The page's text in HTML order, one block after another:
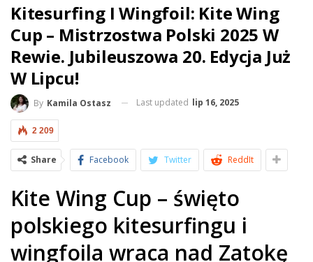
Kitesurfing I Wingfoil: Kite Wing
Cup – Mistrzostwa Polski 2025 W
Rewie. Jubileuszowa 20. Edycja Już
W Lipcu!
By Kamila Ostasz Last updated lip 16, 2025
2 209
Share Facebook Twitter ReddIt
Kite Wing Cup – święto
polskiego kitesurfingu i
wingfoila wraca nad Zatokę